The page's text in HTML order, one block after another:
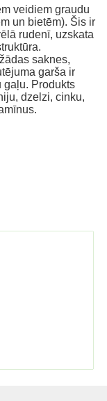
veidiem graudu
un bietēm). Šis ir
rudenī, uzskata
saknes,
garša ir
gaļu. Produkts
dzelzi, cinku,